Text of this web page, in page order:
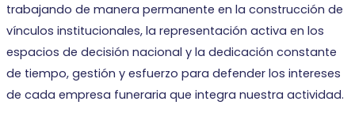
trabajando de manera permanente en la construcción de
vínculos institucionales, la representación activa en los
espacios de decisión nacional y la dedicación constante
de tiempo, gestión y esfuerzo para defender los intereses
de cada empresa funeraria que integra nuestra actividad.